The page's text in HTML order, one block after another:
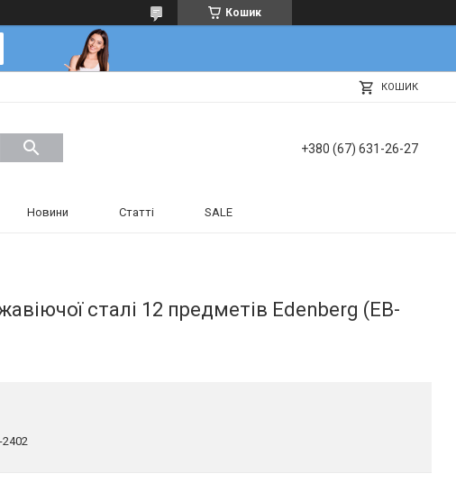
Кошик
КОШИК
+380 (67) 631-26-27
Новини Статті SALE
сталі 12 предметів Edenberg (EB-
2402